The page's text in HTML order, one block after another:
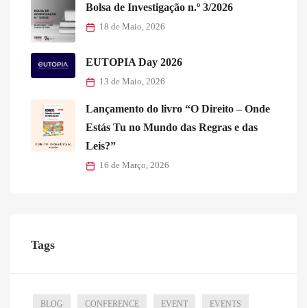
Bolsa de Investigação n.º 3/2026
18 de Maio, 2026
EUTOPIA Day 2026
13 de Maio, 2026
Lançamento do livro “O Direito – Onde
Estás Tu no Mundo das Regras e das
Leis?”
16 de Março, 2026
Tags
BLOG CONFERENCE EVENT EVENTS